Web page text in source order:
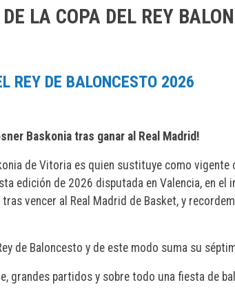
LA COPA DEL REY
REY DE BALONCESTO 2026
Baskonia tras ganar al Real Madrid!
de Vitoria es quien sustituye como
edición de 2026 disputada en Valencia, en el
vencer al Real Madrid de Basket, y
de Baloncesto y de este modo suma su
grandes partidos y sobre todo una fiesta de